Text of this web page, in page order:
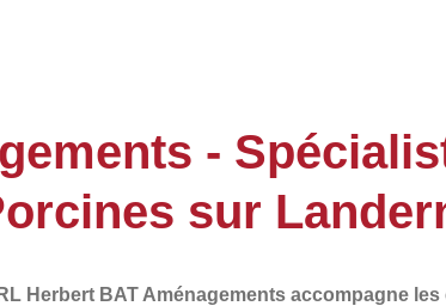
-
sur
Herbert BAT Aménagements accompagne les